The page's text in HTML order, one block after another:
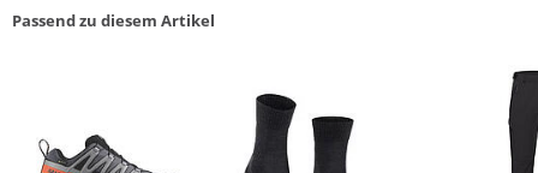
Passend zu diesem Artikel